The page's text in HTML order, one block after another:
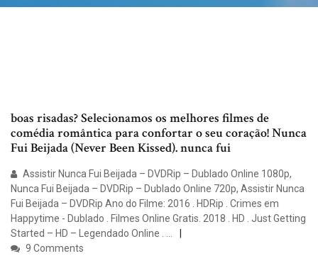
boas risadas? Selecionamos os melhores filmes de
comédia romântica para confortar o seu coração! Nunca
Fui Beijada (Never Been Kissed). nunca fui
Assistir Nunca Fui Beijada – DVDRip – Dublado Online 1080p,
Nunca Fui Beijada – DVDRip – Dublado Online 720p, Assistir Nunca
Fui Beijada – DVDRip Ano do Filme: 2016 . HDRip . Crimes em
Happytime - Dublado . Filmes Online Gratis. 2018 . HD . Just Getting
Started – HD – Legendado Online . …
9 Comments